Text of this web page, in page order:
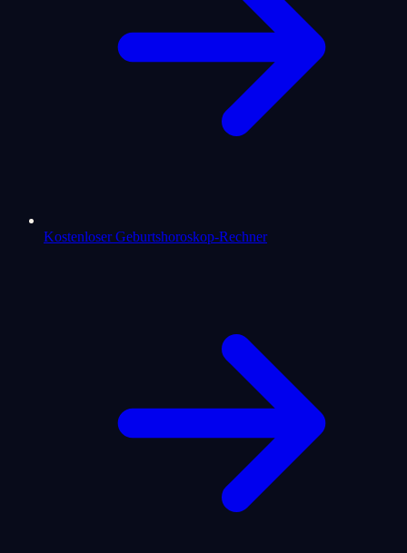
Kostenloser Geburtshoroskop-Rechner